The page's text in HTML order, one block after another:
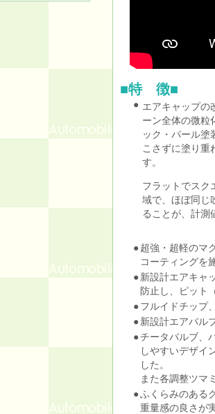
■特 徴■
● エアキャップの
ーン全体の微粒
ック・パール塗
こさずに塗り重
す。
フラットでスク
域で、ほぼ同じ
ることが、計測
● 超強・超軽のマ
コーティングを
● 新設計エアキャ
防止し、ピット
● フルイドチップ
● 新設計エアバル
●チータバルブ、
しやすいデザイ
した。
また各調整ツマ
●ふくらみのある
重量感の良さが